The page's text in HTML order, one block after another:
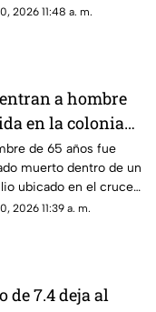
policial en una zona
2026 11:48 a. m.
a hombre
en la colonia
vecino alertó a
de 65 años fue
muerto dentro de un
ubicado en el cruce
60 y Revilla.
2026 11:39 a. m.
de 7.4 deja al